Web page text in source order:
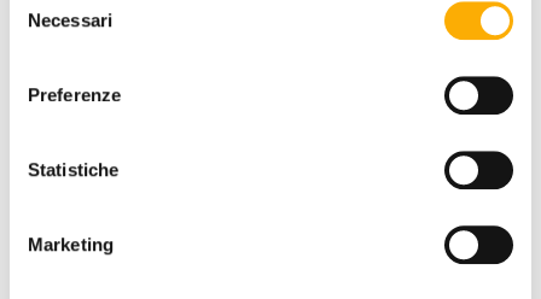
delNecessari
Preferenze
Statistiche
Marketing